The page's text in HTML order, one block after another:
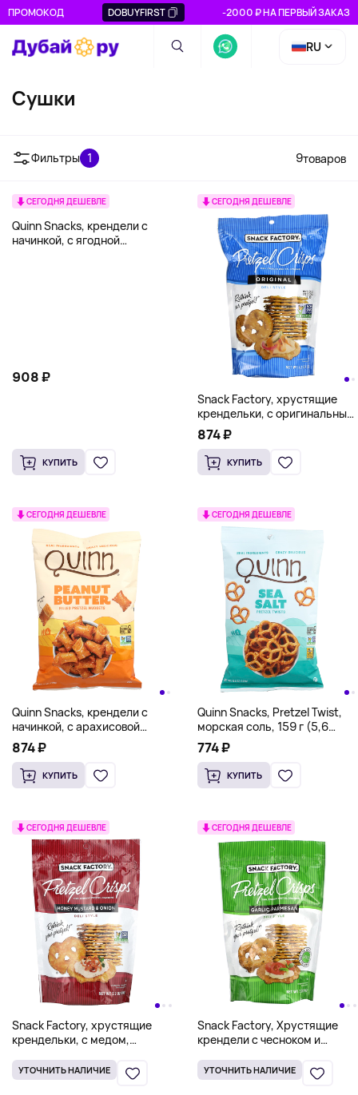
ПРОМОКОД DOBUYFIRST -2000 ₽ НА ПЕРВЫЙ ЗАКАЗ
RU
Сушки
Фильтры 1 9товаров
СЕГОДНЯ ДЕШЕВЛЕ
Quinn Snacks, крендели с
начинкой, с ягодной
908 ₽
КУПИТЬ
СЕГОДНЯ ДЕШЕВЛЕ
Snack Factory, хрустящие
крендельки, с оригинальным
вкусом, для гурманов, 204 г
(7,2 унции)
874 ₽
КУПИТЬ
СЕГОДНЯ ДЕШЕВЛЕ
Quinn Snacks, крендели с
начинкой, с арахисовой
пастой, 198 г (7 унций)
874 ₽
КУПИТЬ
СЕГОДНЯ ДЕШЕВЛЕ
Quinn Snacks, Pretzel Twist,
морская соль, 159 г (5,6
унции)
774 ₽
КУПИТЬ
СЕГОДНЯ ДЕШЕВЛЕ
Snack Factory, хрустящие
крендельки, с медом,
204 г (7,2 унции)
УТОЧНИТЬ НАЛИЧИЕ
СЕГОДНЯ ДЕШЕВЛЕ
Snack Factory, Хрустящие
крендели с чесноком и
(7,2 унции)
УТОЧНИТЬ НАЛИЧИЕ